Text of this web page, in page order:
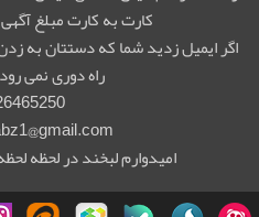
کارت به کارت مبلغ
اگر ایمیل زدید شما که دستتان به
راه دوری نمی
امیدوارم لبخند در لحظه